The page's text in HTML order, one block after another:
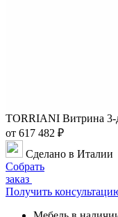
TORRIANI Витрина 3-
от 617 482 ₽
Сделано в Италии
Собрать
заказ
Получить